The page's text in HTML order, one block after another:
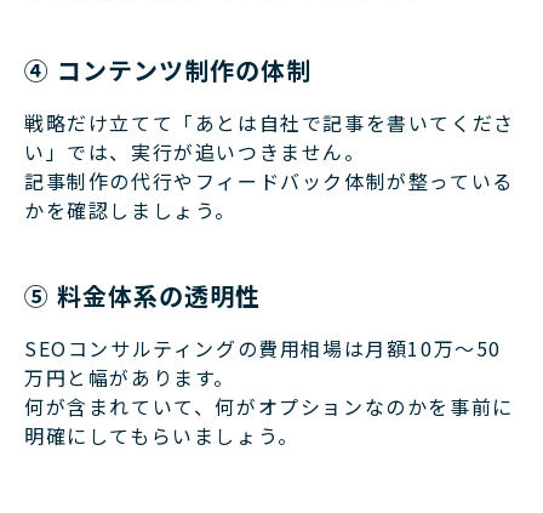
④ コンテンツ制作の体制
戦略だけ立てて「あとは自社で記事を書いてくださ
い」では、実行が追いつきません。
記事制作の代行やフィードバック体制が整っている
かを確認しましょう。
⑤ 料金体系の透明性
SEOコンサルティングの費用相場は月額10万〜50
万円と幅があります。
何が含まれていて、何がオプションなのかを事前に
明確にしてもらいましょう。